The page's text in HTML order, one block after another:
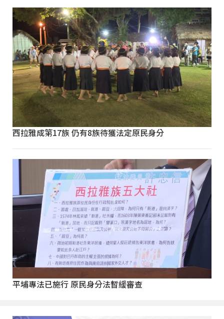
西拉雅成第17族 仍有8族待獲法定原民身分
平埔專法已施行 原民身分法暫緩審查